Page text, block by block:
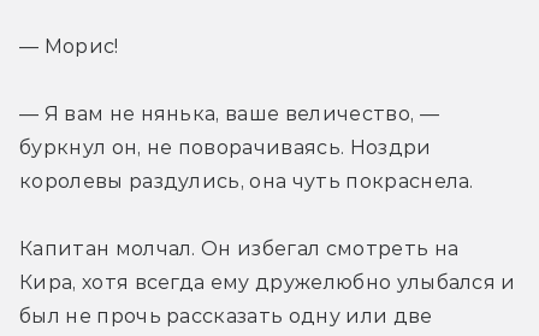
— Морис!
— Я вам не нянька, ваше величество, —
буркнул он, не поворачиваясь. Ноздри
королевы раздулись, она чуть покраснела.
Капитан молчал. Он избегал смотреть на
Кира, хотя всегда ему дружелюбно улыбался и
был не прочь рассказать одну или две